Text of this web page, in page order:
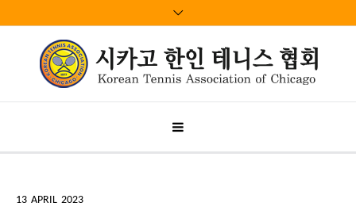
13 APRIL 2023